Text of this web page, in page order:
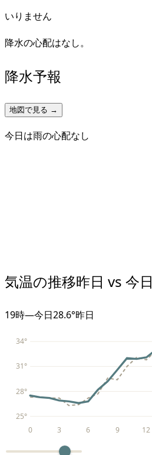
いりません
降水の心配はなし。
降水予報
地図で見る →
今日は雨の心配なし
気温の推移昨日 vs 今日
19時—今日28.6°昨日
25°
28°
31°
34°
0 3 6 9 12